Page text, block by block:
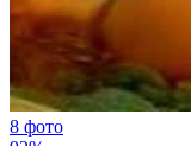
8 фото